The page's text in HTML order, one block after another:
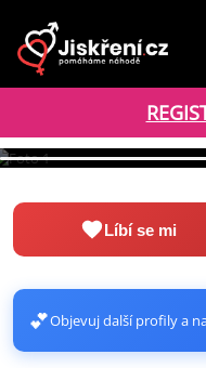
milanx87 38
Líbí se mi
💕Objevuj další profily a